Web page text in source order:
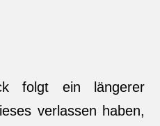
folgt ein längerer
verlassen haben,